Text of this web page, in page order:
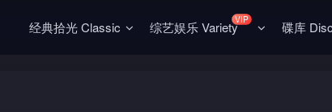
经典拾光 Classic 综艺娱乐 VarietyVIP 碟库